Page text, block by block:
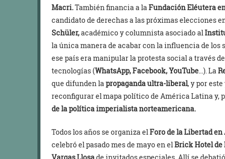
Macri.También financia a la Fundación Eléutera
candidato de derechas a las próximas elecciones
Schüler,académico y columnista asociado al
la única manera de acabar con la influencia de los
ese país era manipular la protesta social a través
tecnologías (WhatsApp, Facebook, YouTube…). La
que difunden la propaganda ultra-liberal, y por
reconfigurar el mapa político de América Latina y,
de la política imperialista norteamericana.
Todos los años se organiza el Foro de la Libertad
celebró el pasado mes de mayo en el Brick Hotel de
Vargas Llosade invitados especiales. Allí se